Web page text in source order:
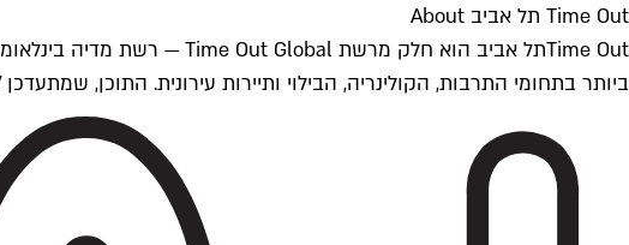
Time Out תל אביב About
ביותר בתחומי התרבות, הקולינריה, הבילוי ותיירות עירונית. התוכן, שמתעדכן 24/7, נכתב ונערך על ידי צוות עיתונאים מקצועי מקומי בישראל, בהתאם לסטנדרטים של Time Out העולמית.